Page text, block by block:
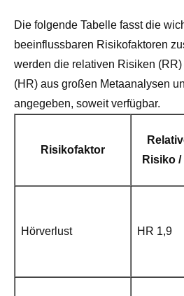
Die folgende Tabelle fasst die
beeinflussbaren Risikofaktoren
werden die relativen Risiken
(HR) aus großen Metaanalysen
angegeben, soweit verfügbar.
Risikofaktor
Risiko /
Hörverlust HR 1,9